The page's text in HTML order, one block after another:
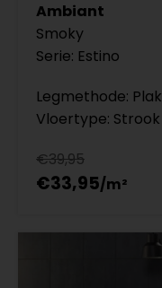
Ambiant
Smoky
Serie: Estino
Legmethode: Plak
Vloertype: Strook
€39,95
€33,95